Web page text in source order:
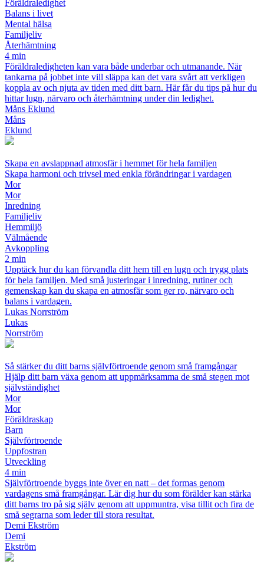
Föräldraledighet
Balans i livet
Mental hälsa
Familjeliv
Återhämtning
4 min
Föräldraledigheten kan vara både underbar och utmanande. När
tankarna på jobbet inte vill släppa kan det vara svårt att verkligen
koppla av och njuta av tiden med ditt barn. Här får du tips på hur du
hittar lugn, närvaro och återhämtning under din ledighet.
Måns Eklund
Måns
Eklund
Skapa en avslappnad atmosfär i hemmet för hela familjen
Skapa harmoni och trivsel med enkla förändringar i vardagen
Mor
Mor
Inredning
Familjeliv
Hemmiljö
Välmående
Avkoppling
2 min
Upptäck hur du kan förvandla ditt hem till en lugn och trygg plats
för hela familjen. Med små justeringar i inredning, rutiner och
gemenskap kan du skapa en atmosfär som ger ro, närvaro och
balans i vardagen.
Lukas Norrström
Lukas
Norrström
Så stärker du ditt barns självförtroende genom små framgångar
Hjälp ditt barn växa genom att uppmärksamma de små stegen mot
självständighet
Mor
Mor
Föräldraskap
Barn
Självförtroende
Uppfostran
Utveckling
4 min
Självförtroende byggs inte över en natt – det formas genom
vardagens små framgångar. Lär dig hur du som förälder kan stärka
ditt barns tro på sig själv genom att uppmuntra, visa tillit och fira de
små segrarna som leder till stora resultat.
Demi Ekström
Demi
Ekström